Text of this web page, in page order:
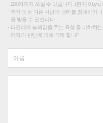
200자까지 쓰실 수 있습니다. (현재 0 byte
저작권 등 다른 사람의 권리를 침해하거
를 받을 수 있습니다.
타인에게 불쾌감을 주는 욕설 등 비하하
리자의 판단에 의해 삭제 합니다.